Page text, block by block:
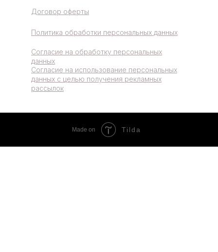
Договор оферты
Политика обработки персональных данных
Согласие на обработку персональных
данных
Согласие на использование персональных
данных с целью получения рекламных
рассылок
Made on Tilda